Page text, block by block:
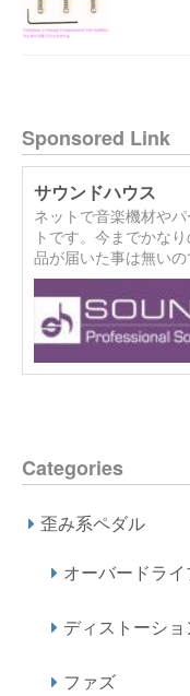
Sponsored Link
サウンドハウス
ネットで音楽機材や
トです。今までかな
品が届いた事は無い
Categories
歪み系ペダル
オーバードラ
ディストーショ
ファズ